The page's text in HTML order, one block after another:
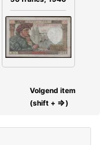
Volgend item
(shift + ⇒)